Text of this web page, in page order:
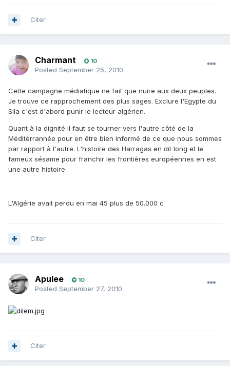
Citer
Charmant 10
Posted September 25, 2010
Cette campagne médiatique ne fait que nuire aux deux peuples.
Je trouve ce rapprochement des plus sages. Exclure l'Egypte du
Sila c'est d'abord punir le lecteur algérien.
Quant à la dignité il faut se tourner vers l'autre côté de la
Méditérrannée pour en être bien informé de ce que nous sommes
par rapport à l'autre. L'histoire des Harragas en dit long et le
fameux sésame pour franchir les frontières européennes en est
une autre histoire.
L'Algérie avait perdu en mai 45 plus de 50.000 c
Citer
Apulee 10
Posted September 27, 2010
Citer